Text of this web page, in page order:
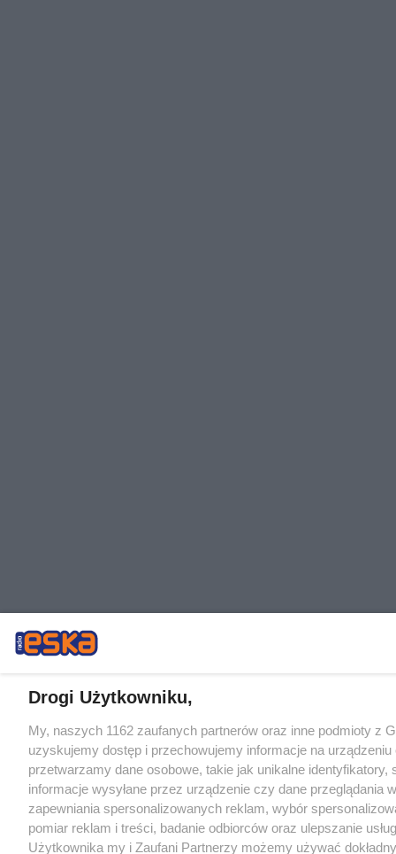
Drogi Użytkowniku,
My, naszych 1162 zaufanych partnerów oraz inne podmioty z
uzyskujemy dostęp i przechowujemy informacje na urządzeniu
przetwarzamy dane osobowe, takie jak unikalne identyfikatory,
informacje wysyłane przez urządzenie czy dane przeglądania
zapewniania spersonalizowanych reklam, wybór
pomiar reklam i treści, badanie odbiorców oraz ulepszanie
Użytkownika my i Zaufani Partnerzy możemy używać